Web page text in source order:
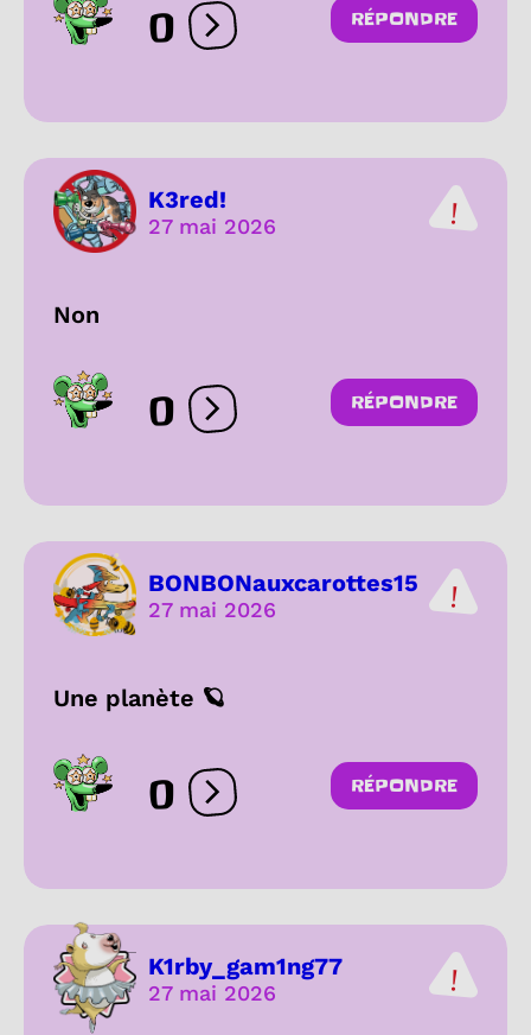
0 Ouvrir les réactions
RÉPONDRE
K3red!
27 mai 2026
Non
0 Ouvrir les réactions
RÉPONDRE
BONBONauxcarottes15
27 mai 2026
Une planète 🪐
0 Ouvrir les réactions
RÉPONDRE
K1rby_gam1ng77
27 mai 2026